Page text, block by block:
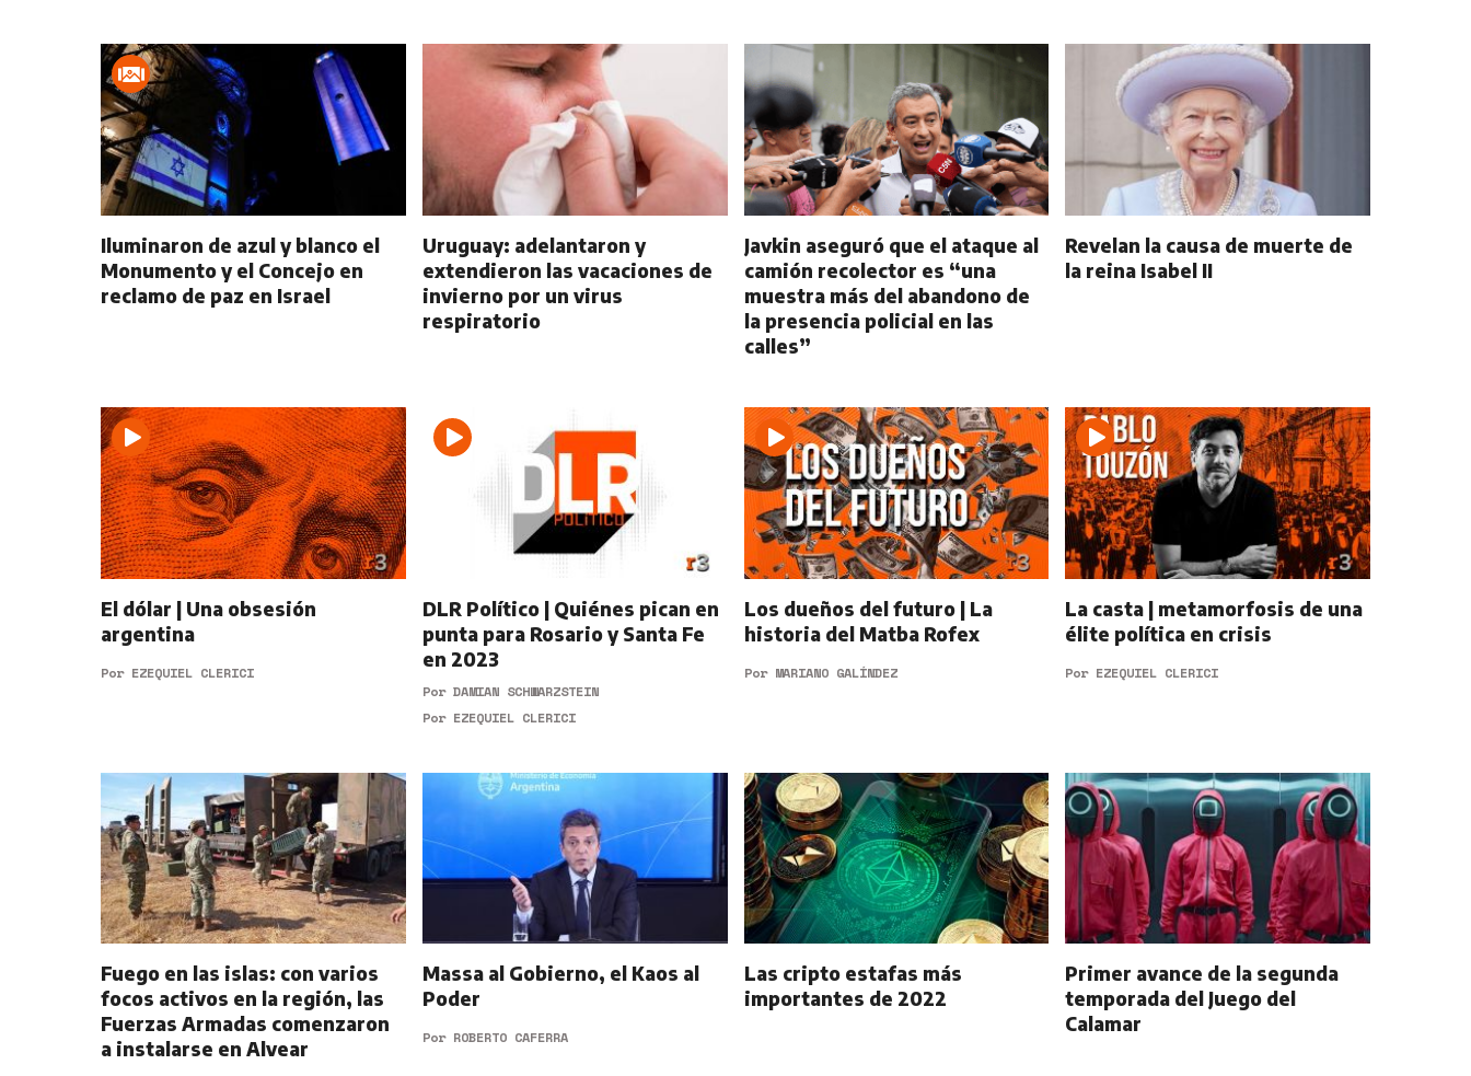
Iluminaron de azul y blanco el
Monumento y el Concejo en
reclamo de paz en Israel
Uruguay: adelantaron y
extendieron las vacaciones de
invierno por un virus
respiratorio
Javkin aseguró que el ataque al
camión recolector es “una
muestra más del abandono de
la presencia policial en las
calles”
Revelan la causa de muerte de
la reina Isabel II
El dólar | Una obsesión
argentina
Por EZEQUIEL CLERICI
DLR Político | Quiénes pican en
punta para Rosario y Santa Fe
en 2023
Por DAMIAN SCHWARZSTEIN
Por EZEQUIEL CLERICI
Los dueños del futuro | La
historia del Matba Rofex
Por MARIANO GALÍNDEZ
La casta | metamorfosis de una
élite política en crisis
Por EZEQUIEL CLERICI
Fuego en las islas: con varios
focos activos en la región, las
Fuerzas Armadas comenzaron
a instalarse en Alvear
Massa al Gobierno, el Kaos al
Poder
Por ROBERTO CAFERRA
Las cripto estafas más
importantes de 2022
Primer avance de la segunda
temporada del Juego del
Calamar